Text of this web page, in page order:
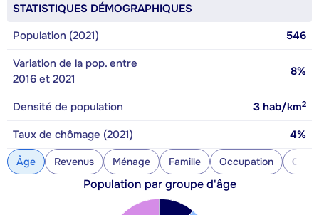
STATISTIQUES DÉMOGRAPHIQUES
Population (2021)
546
Variation de la pop. entre
2016 et 2021
8%
Densité de population 3 hab/km2
Taux de chômage (2021) 4%
Âge Revenus Ménage Famille Occupation
Population par groupe d'âge